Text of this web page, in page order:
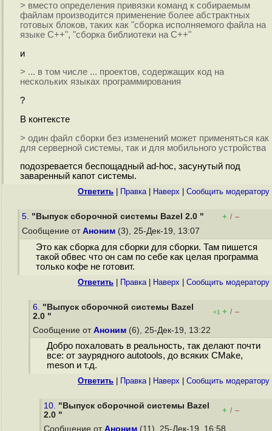
> вместо определения привязки команд к собираемым
файлам производится применение более абстрактных
готовых блоков, таких как "сборка исполняемого файла на
языке С++", "сборка библиотеки на C++"
и
> ... в том числе ... проектов, содержащих код на
нескольких языках программирования
?
В контексте
> один файл сборки без изменений может применяться как
для серверной системы, так и для мобильного устройства
подозревается беспощадный ad-hoc, засунутый под
заваренный капот системы.
Ответить Правка| Наверх Cообщить модератору
5. "Выпуск сборочной системы Bazel 2.0 " + / –
Сообщение от Аноним (3), 25-Дек-19, 13:07
Это как сборка для сборки для сборки. Там пишется
такой обвес что он сам по себе как целая программа
только кофе не готовит.
Ответить Правка| Наверх Cообщить модератору
6. "Выпуск сборочной системы Bazel
2.0 "
+1 + / –
Сообщение от Аноним (6), 25-Дек-19, 13:22
Добро похаловать в реальность, так делают почти
все: от заурядного autotools, до всяких CMake,
meson и т.д.
Ответить Правка| Наверх Cообщить модератору
10. "Выпуск сборочной системы Bazel
2.0 "
+ / –
Сообщение от Аноним (11), 25-Дек-19, 16:58